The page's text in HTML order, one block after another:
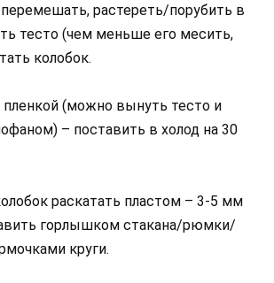
растереть/порубить в
тесто (чем меньше его месить,
колобок.
(можно вынуть тесто и
– поставить в холод на 30
раскатать пластом – 3-5 мм
горлышком стакана/рюмки/
круги.